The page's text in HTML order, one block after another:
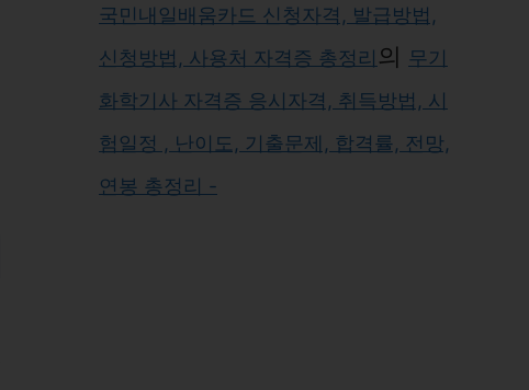
국민내일배움카드 신청자격, 발급방법,
신청방법, 사용처 자격증 총정리 의 무기
화학기사 자격증 응시자격, 취득방법, 시
험일정 , 난이도, 기출문제, 합격률, 전망,
연봉 총정리 -